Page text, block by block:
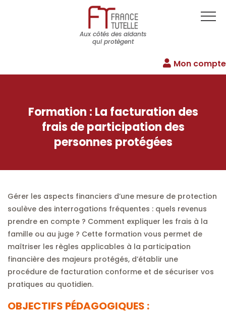
Aux côtés des aidants
qui protègent
Mon compte
Formation : La facturation des
frais de participation des
personnes protégées
Gérer les aspects financiers d’une mesure de protection
soulève des interrogations fréquentes : quels revenus
prendre en compte ? Comment expliquer les frais à la
famille ou au juge ? Cette formation vous permet de
maîtriser les règles applicables à la participation
financière des majeurs protégés, d’établir une
procédure de facturation conforme et de sécuriser vos
pratiques au quotidien.
OBJECTIFS PÉDAGOGIQUES :